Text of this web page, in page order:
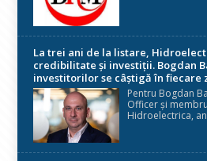
La trei ani de la listare,
credibilitate și investiții. Bogdan
investitorilor se câștigă în fiecare
Pentru Bogdan
Officer și
Hidroelectrica,